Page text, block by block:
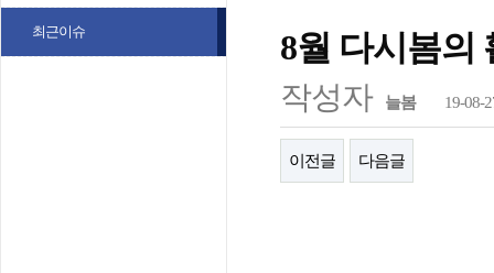
최근이슈 8월 다시봄의
작성자 늘봄 19-08-
이전글 다음글